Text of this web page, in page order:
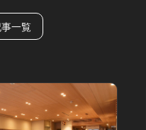
一覧